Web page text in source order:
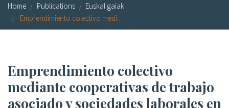
Library
Grants
Home Publications
Euskal gaiak
Emprendimiento colectivo medi...
Emprendimiento colectivo
mediante cooperativas de trabajo
asociado y sociedades laborales en